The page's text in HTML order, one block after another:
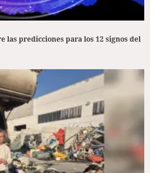
las predicciones para los 12 signos del